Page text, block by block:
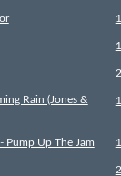
Rain (Jones &
Pump Up The Jam